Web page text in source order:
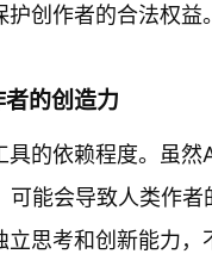
创作者的合法权益。
的创造力
的依赖程度。虽
能会导致人类作者
思考和创新能力，